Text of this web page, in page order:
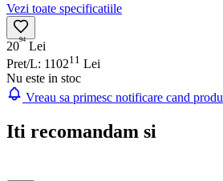
Vezi toate specificatiile
2094 Lei
Pret/L: 110211 Lei
Nu este in stoc
Vreau sa primesc notificare cand
Iti recomandam si